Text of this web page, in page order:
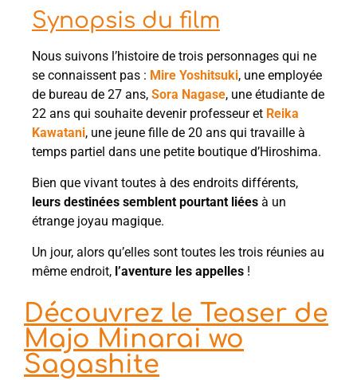
Synopsis du film
Nous suivons l’histoire de trois personnages qui ne
se connaissent pas : Mire Yoshitsuki, une employée
de bureau de 27 ans, Sora Nagase, une étudiante de
22 ans qui souhaite devenir professeur et Reika
Kawatani, une jeune fille de 20 ans qui travaille à
temps partiel dans une petite boutique d’Hiroshima.
Bien que vivant toutes à des endroits différents,
leurs destinées semblent pourtant liées à un
étrange joyau magique.
Un jour, alors qu’elles sont toutes les trois réunies au
même endroit, l’aventure les appelles !
Découvrez le Teaser de
Majo Minarai wo
Sagashite